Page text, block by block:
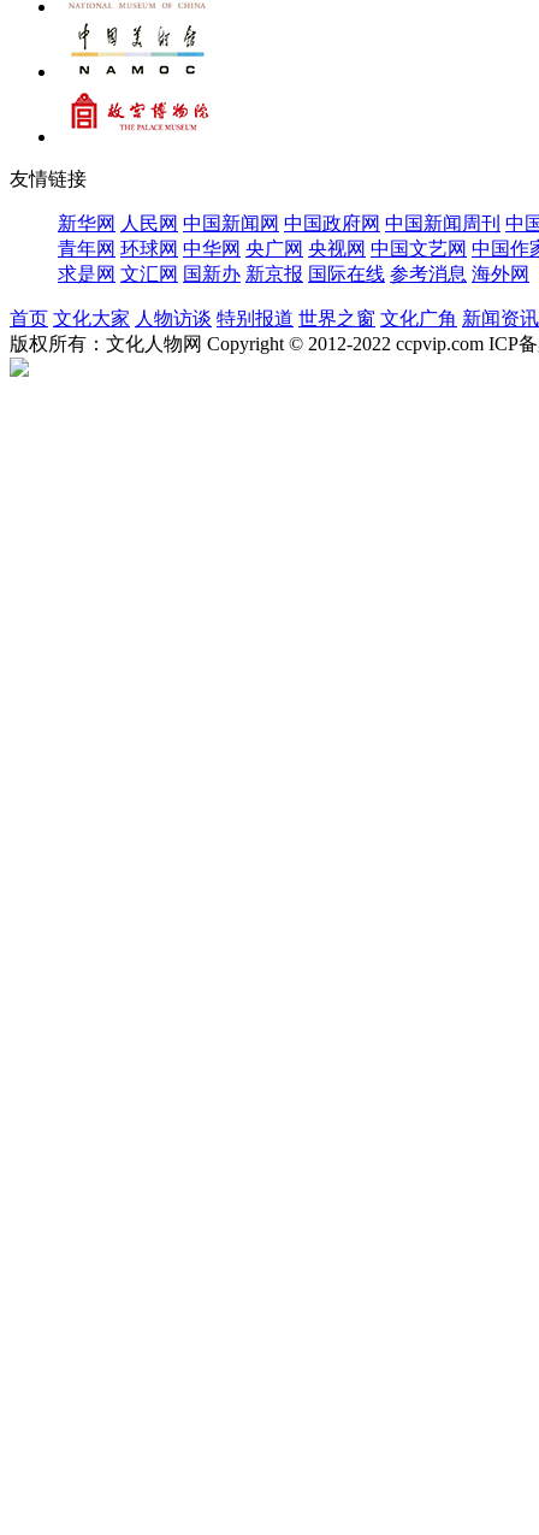
友情链接
新华网 人民网 中国新闻网 中国政府网 中国新闻周刊 中
青年网 环球网 中华网 央广网 央视网 中国文艺网 中国作
求是网 文汇网 国新办 新京报 国际在线 参考消息 海外网
首页 文化大家 人物访谈 特别报道 世界之窗 文化广角 新闻资讯
版权所有：文化人物网 Copyright © 2012-2022 ccpvip.com ICP